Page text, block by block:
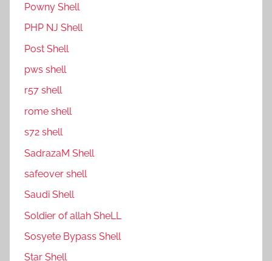
P0wny Shell
PHP NJ Shell
Post Shell
pws shell
r57 shell
rome shell
s72 shell
SadrazaM Shell
safe0ver shell
Saudi Shell
Soldier of allah SheLL
Sosyete Bypass Shell
Star Shell